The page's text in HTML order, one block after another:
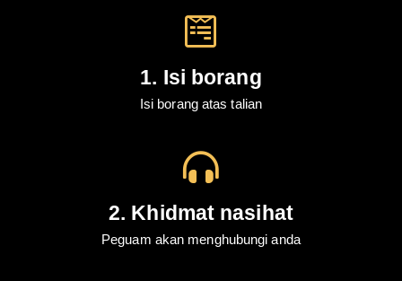
1. Isi borang
Isi borang atas talian
2. Khidmat nasihat
Peguam akan menghubungi anda